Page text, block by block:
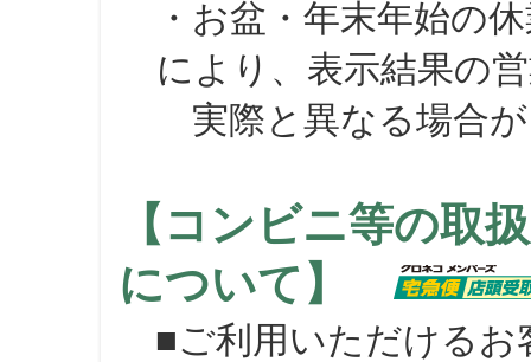
・お盆・年末年始の
により、表示結果の
実際と異なる場合が
【コンビニ等の取
について】
■ご利用いただけるお